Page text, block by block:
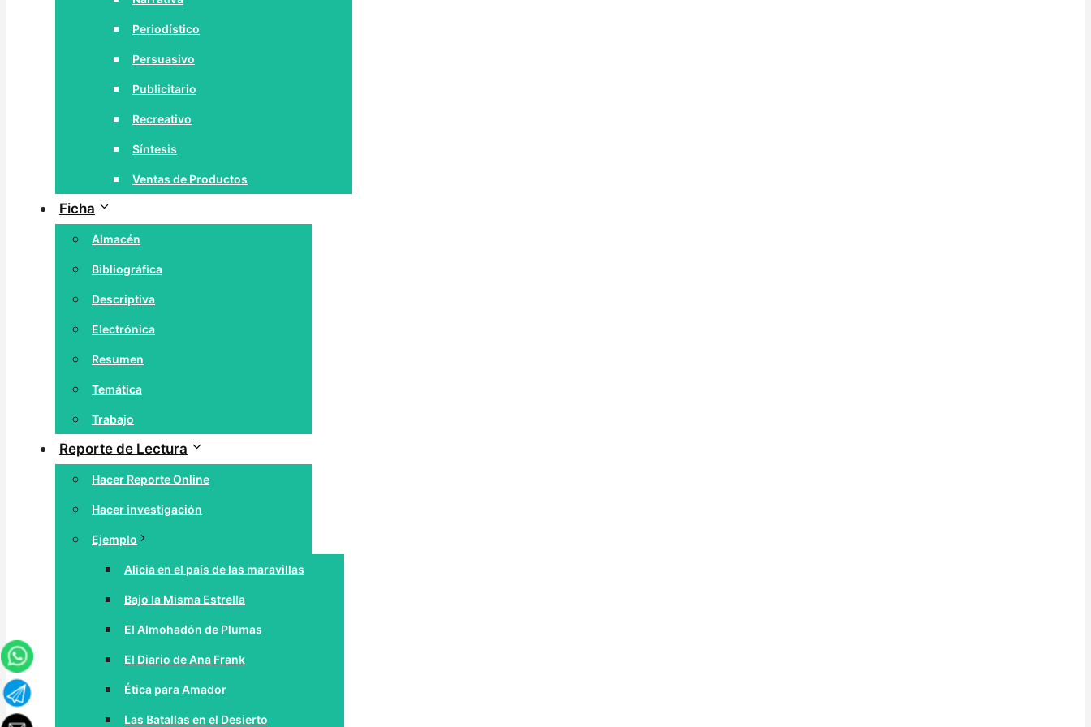
Periodístico
Persuasivo
Publicitario
Recreativo
Síntesis
Ventas de Productos
Ficha
Almacén
Bibliográfica
Descriptiva
Electrónica
Resumen
Temática
Trabajo
Reporte de Lectura
Hacer Reporte Online
Hacer investigación
Ejemplo
Alicia en el país de las maravillas
Bajo la Misma Estrella
El Almohadón de Plumas
El Diario de Ana Frank
Ética para Amador
Las Batallas en el Desierto